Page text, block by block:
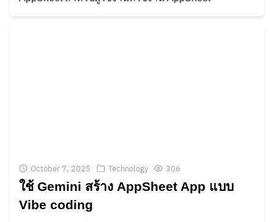
October 7, 2025 Technology 306
ใช้ Gemini สร้าง AppSheet App แบบ
Vibe coding